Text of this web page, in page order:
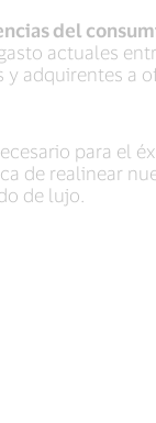
del
actuales
adquirentes a
para el
de realinear
de lujo.